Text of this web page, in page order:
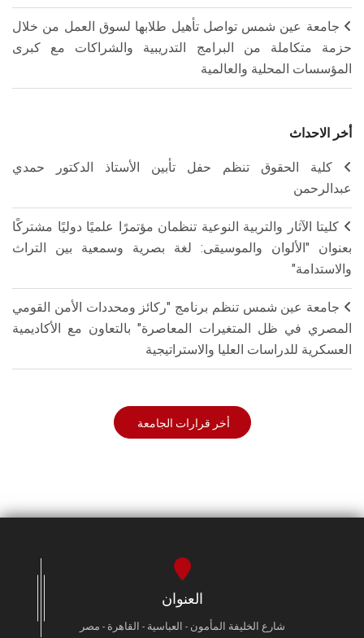
جامعة عين شمس تواصل تأهيل طلابها لسوق العمل من خلال
حزمة متكاملة من البرامج التدريبية والشراكات مع كبرى
المؤسسات المحلية والعالمية
أخر الاحداث
كلية الحقوق تنظم حفل تأبين الأستاذ الدكتور حمدي
عبدالرحمن
كليتا الآثار والتربية النوعية تنظمان مؤتمرًا علميًا دوليًا مشتركًا
بعنوان "الألوان والموسيقى: لغة بصرية وسمعية بين التراث
والاستدامة"
جامعة عين شمس تنظم برنامج "ركائز ومحددات الأمن القومي
المصري في ظل المتغيرات المعاصرة" بالتعاون مع الأكاديمية
العسكرية للدراسات العليا والاستراتيجية
أخر قرارات الجامعة
العنوان
شارع الخليفة المأمون - العباسية - القاهرة - مصر